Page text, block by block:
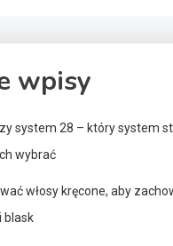
wpisy
system 28 – który system
wybrać
włosy kręcone, aby
blask